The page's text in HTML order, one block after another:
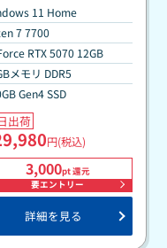
11 Home
7 7700
RTX 5070 12GB
メモリ DDR5
Gen4 SSD
出荷
円(税込)
3,000pt 還元
要エントリー
詳細を見る